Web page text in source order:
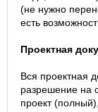
(не нужно
есть
Проектная
Вся проектная
разрешение на
проект